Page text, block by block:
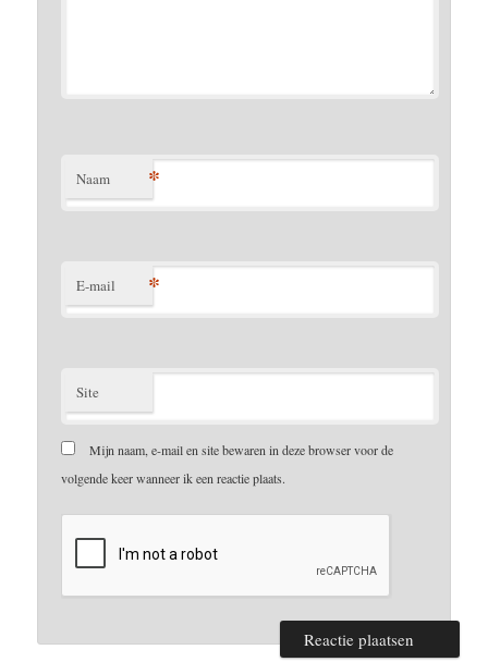
Naam *
E-mail *
Site
Mijn naam, e-mail en site bewaren in deze browser voor de
volgende keer wanneer ik een reactie plaats.